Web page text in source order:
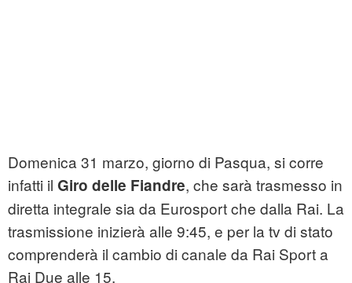
Domenica 31 marzo, giorno di Pasqua, si corre
infatti il Giro delle Fiandre, che sarà trasmesso in
diretta integrale sia da Eurosport che dalla Rai. La
trasmissione inizierà alle 9:45, e per la tv di stato
comprenderà il cambio di canale da Rai Sport a
Rai Due alle 15.